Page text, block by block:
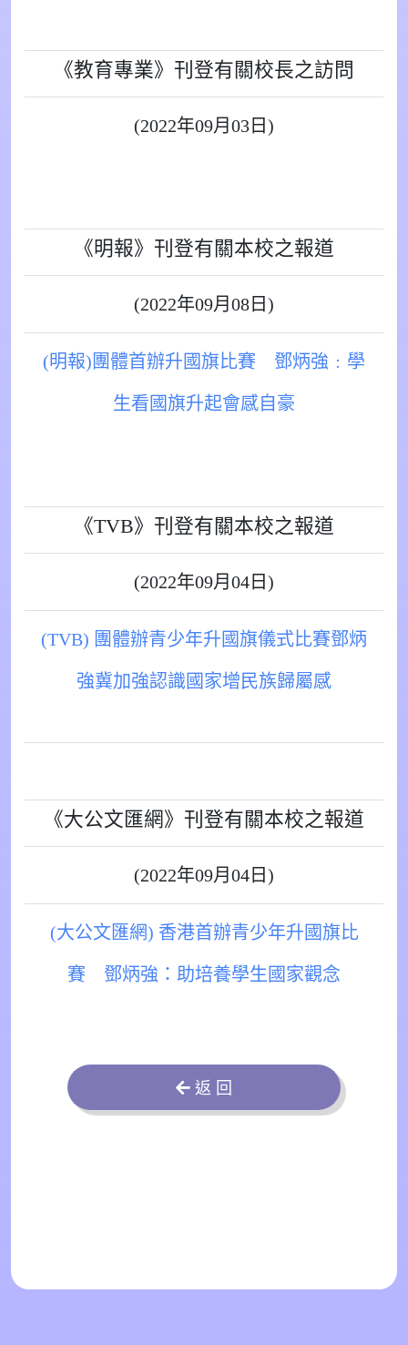
《教育專業》刊登有關校長之訪問
(2022年09月03日)
《明報》刊登有關本校之報道
(2022年09月08日)
(明報)團體首辦升國旗比賽 鄧炳強﹕學
生看國旗升起會感自豪
《TVB》刊登有關本校之報道
(2022年09月04日)
(TVB) 團體辦青少年升國旗儀式比賽鄧炳
強冀加強認識國家增民族歸屬感
《大公文匯網》刊登有關本校之報道
(2022年09月04日)
(大公文匯網) 香港首辦青少年升國旗比
賽 鄧炳強：助培養學生國家觀念
返 回